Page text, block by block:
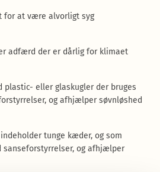
for at være alvorligt syg
adfærd der er dårlig for klimaet
plastic- eller glaskugler der bruges
og afhjælper søvnløshed
tunge kæder, og som
sanseforstyrrelser, og afhjælper